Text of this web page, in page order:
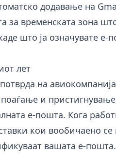
додавање на
за временската зона
што ја означувате е-
лет
на
и
е-пошта. Кога
кои вообичаено се
вашата е-пошта.